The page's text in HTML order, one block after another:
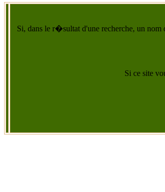
Si, dans le r�sultat d'une recherche, un
Si ce site